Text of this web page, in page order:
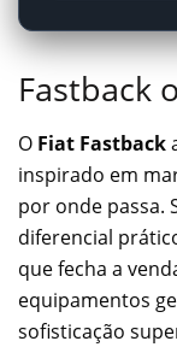
Fastback
O Fiat Fastback
inspirado em
por onde passa.
diferencial
que fecha a
equipamentos
sofisticação